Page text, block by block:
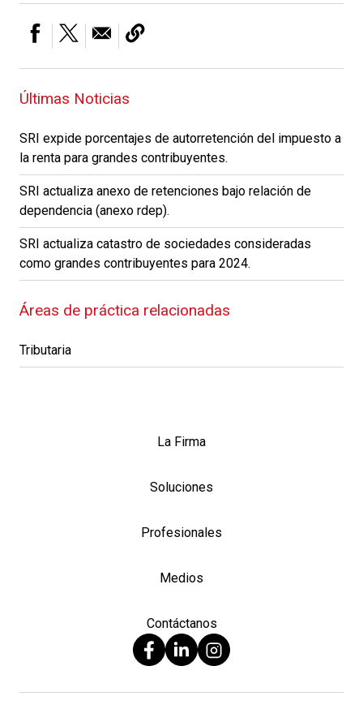
Últimas Noticias
SRI expide porcentajes de autorretención del impuesto a
la renta para grandes contribuyentes.
SRI actualiza anexo de retenciones bajo relación de
dependencia (anexo rdep).
SRI actualiza catastro de sociedades consideradas
como grandes contribuyentes para 2024.
Áreas de práctica relacionadas
Tributaria
La Firma
Soluciones
Profesionales
Medios
Contáctanos